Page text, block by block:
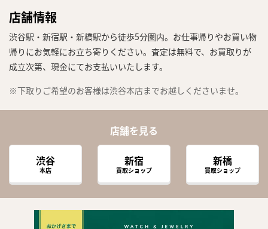
店舗情報
渋谷駅・新宿駅・新橋駅から徒歩5分圏内。お仕事帰りやお買い物
帰りにお気軽にお立ち寄りください。査定は無料で、お買取りが
成立次第、現金にてお支払いいたします。
※下取りご希望のお客様は渋谷本店までお越しくださいませ。
店舗を見る
渋谷
本店
新宿
買取ショップ
新橋
買取ショップ